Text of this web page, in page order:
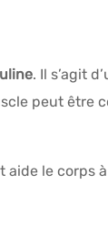
. Il s’agit
peut être
aide le corps à